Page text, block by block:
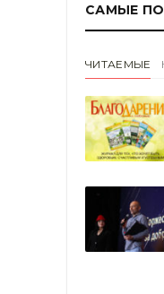
САМЫЕ
ЧИТАЕМЫЕ